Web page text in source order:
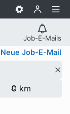
Job-E-Mails
Neue Job-E-Mail